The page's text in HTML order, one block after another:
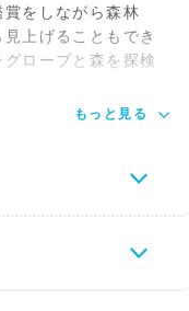
をしながら森林
上げることもでき
ローブと森を探検
もっと見る